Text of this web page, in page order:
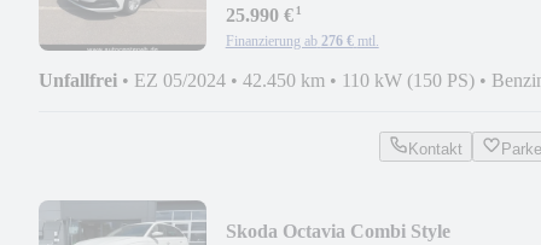
25.990 €¹
Finanzierung ab 276 € mtl.
Unfallfrei • EZ 05/2024 • 42.450 km • 110 kW (150 PS) •
Kontakt
Skoda Octavia Combi Style